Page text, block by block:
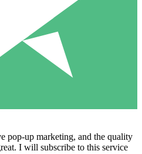
pop-up marketing, and the quality
I will subscribe to this service